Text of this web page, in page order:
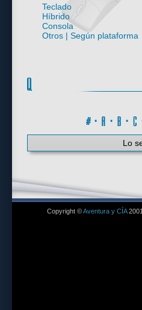
Teclado
Híbrido
Consola
Otros | Según plataforma
· · ·
Lo
Copyright ©Aventura y CÍA